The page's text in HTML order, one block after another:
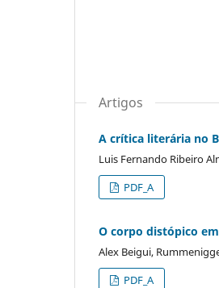
Artigos
A crítica literária no
Luis Fernando Ribeiro
PDF_A
O corpo distópico
Alex Beigui,
PDF_A